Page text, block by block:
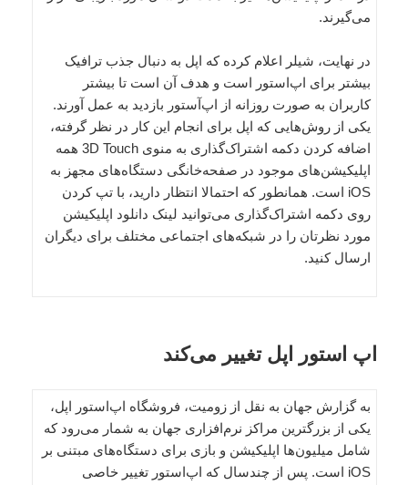
می‌گیرند.
در نهایت، شیلر اعلام کرده که اپل به دنبال جذب ترافیک
بیشتر برای اپ‌استور است و هدف آن است تا بیشتر
کاربران به صورت روزانه از اپ‌آستور بازدید به عمل آورند.
یکی از روش‌هایی که اپل برای انجام این کار در نظر گرفته،
اضافه کردن دکمه اشتراک‌گذاری به منوی 3D Touch همه
اپلیکیشن‌های موجود در صفحه‌خانگی دستگاه‌های مجهز به
iOS است. همانطور که احتمالا انتظار دارید، با تپ کردن
روی دکمه اشتراک‌گذاری می‌توانید لینک دانلود اپلیکیشن
مورد نظرتان را در شبکه‌های اجتماعی مختلف برای دیگران
ارسال کنید.
اپ‌ استور اپل تغییر می‌کند
به گزارش جهان به نقل از زومیت، فروشگاه اپ‌استور اپل،
یکی از بزرگترین مراکز نرم‌افزاری جهان به شمار می‌رود که
شامل میلیون‌ها اپلیکیشن و بازی برای دستگاه‌های مبتنی بر
iOS است. پس از چندسال که اپ‌استور تغییر خاصی